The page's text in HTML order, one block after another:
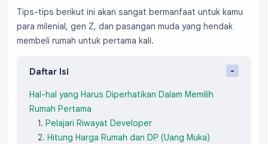
Tips-tips berikut ini akan sangat bermanfaat untuk kamu
para milenial, gen Z, dan pasangan muda yang hendak
membeli rumah untuk pertama kali.
Daftar Isi
Hal-hal yang Harus Diperhatikan Dalam Memilih
Rumah Pertama
Pelajari Riwayat Developer
Hitung Harga Rumah dan DP (Uang Muka)